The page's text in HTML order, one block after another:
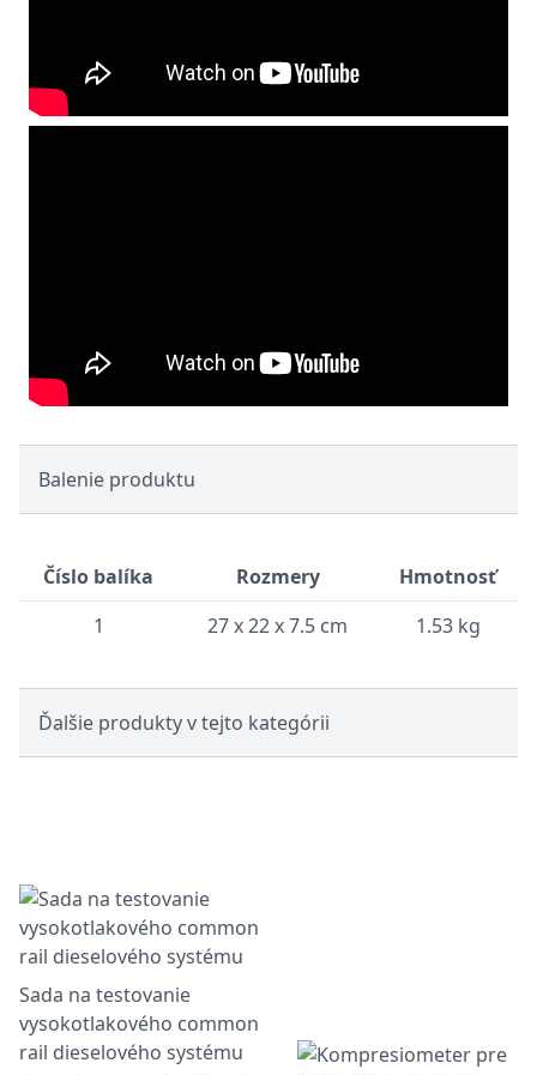
Balenie produktu
Číslo balíka Rozmery
Hmotnosť
1
27 x 22 x 7.5 cm 1.53 kg
Ďalšie produkty v tejto kategórii
Sada na testovanie
vysokotlakového common
rail dieselového systému